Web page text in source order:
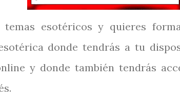
esotéricos y quieres
donde tendrás a tu
y donde también tendrás